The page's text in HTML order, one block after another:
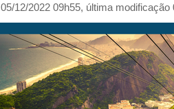
05/12/2022 09h55, última modificação